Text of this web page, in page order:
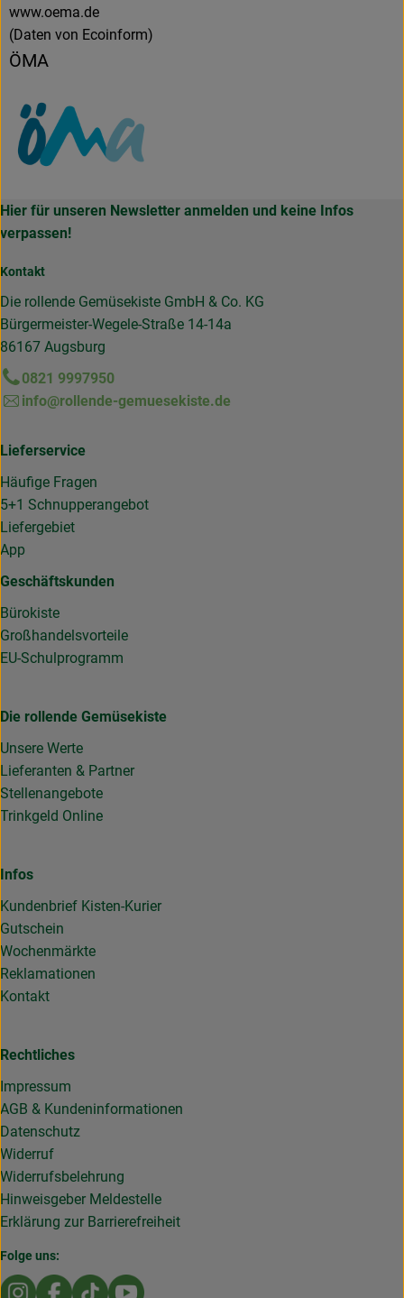
www.oema.de
(Daten von Ecoinform)
ÖMA
Hier für unseren Newsletter anmelden und keine Infos
verpassen!
Kontakt
Die rollende Gemüsekiste GmbH & Co. KG
Bürgermeister-Wegele-Straße 14-14a
86167 Augsburg
0821 9997950
info@rollende-gemuesekiste.de
Lieferservice
Häufige Fragen
5+1 Schnupperangebot
Liefergebiet
App
Geschäftskunden
Bürokiste
Großhandelsvorteile
EU-Schulprogramm
Die rollende Gemüsekiste
Unsere Werte
Lieferanten & Partner
Stellenangebote
Trinkgeld Online
Infos
Kundenbrief Kisten-Kurier
Gutschein
Wochenmärkte
Reklamationen
Kontakt
Rechtliches
Impressum
AGB & Kundeninformationen
Datenschutz
Widerruf
Widerrufsbelehrung
Hinweisgeber Meldestelle
Erklärung zur Barrierefreiheit
Folge uns:
Externer Link zu https://www.instagram.com/
Externer Link zu https://www.facebook.com/
Externer Link zu https://www.tiktok.com/
Externer Link zu https://